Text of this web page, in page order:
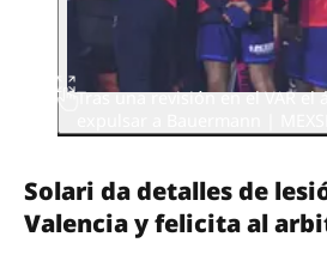
Tras una revisión en el VAR
Solari da detalles de
Valencia y felicita al